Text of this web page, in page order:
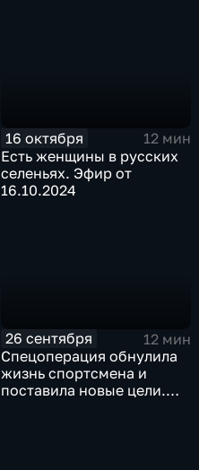
16 октября
12 мин
Есть женщины в русских
селеньях. Эфир от
16.10.2024
26 сентября
12 мин
Спецоперация обнулила
жизнь спортсмена и
поставила новые цели.